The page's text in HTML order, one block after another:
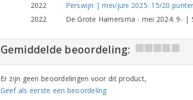
2022
Perswijn | mei/juni 2025: 15/20
2022
De Grote Hamersma - mei 2024: 9- |
Gemiddelde beoordeling:
Er zijn geen beoordelingen voor dit product,
Geef als eerste een beoordeling